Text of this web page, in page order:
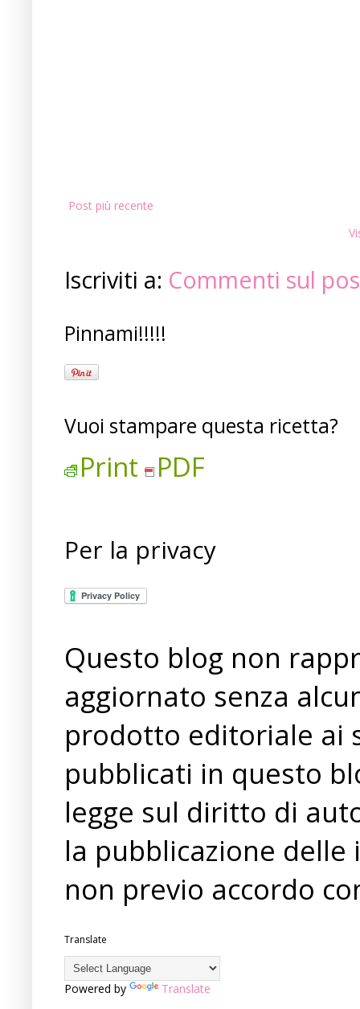
Post più recente
Iscriviti a: Commenti sul
Pinnami!!!!!
Vuoi stampare questa ricetta?
Print PDF
Per la privacy
Questo blog non
aggiornato senza
prodotto editoriale ai
pubblicati in questo
legge sul diritto di
la pubblicazione
non previo accordo
Translate
Powered by Translate